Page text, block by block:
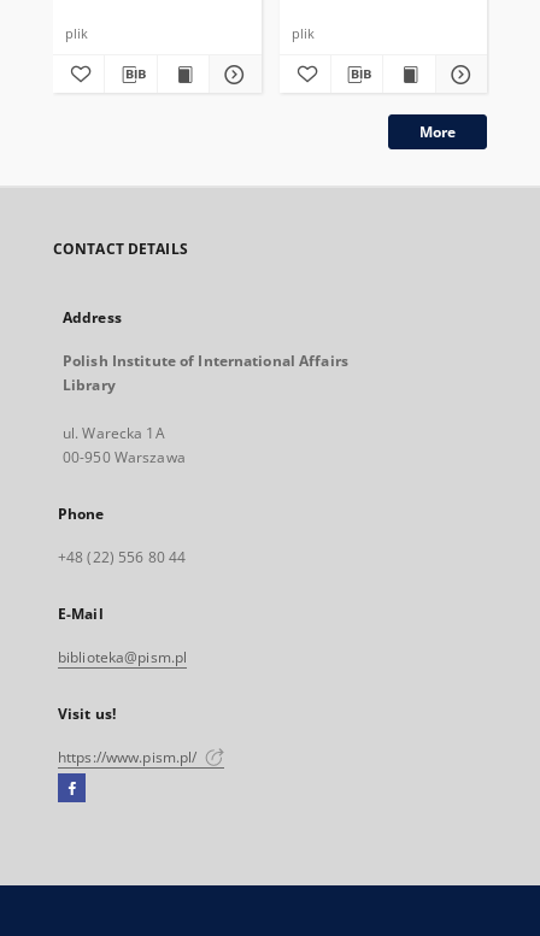
plik plik
More
CONTACT DETAILS
Address
Polish Institute of International Affairs
Library
ul. Warecka 1A
00-950 Warszawa
Phone
+48 (22) 556 80 44
E-Mail
biblioteka@pism.pl
Visit us!
https://www.pism.pl/
Facebook
open